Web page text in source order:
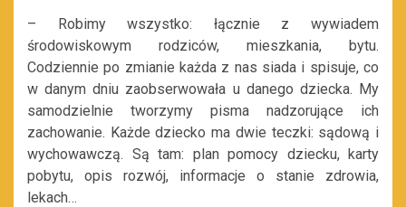
– Robimy wszystko: łącznie z wywiadem
środowiskowym rodziców, mieszkania, bytu.
Codziennie po zmianie każda z nas siada i spisuje, co
w danym dniu zaobserwowała u danego dziecka. My
samodzielnie tworzymy pisma nadzorujące ich
zachowanie. Każde dziecko ma dwie teczki: sądową i
wychowawczą. Są tam: plan pomocy dziecku, karty
pobytu, opis rozwój, informacje o stanie zdrowia,
lekach…